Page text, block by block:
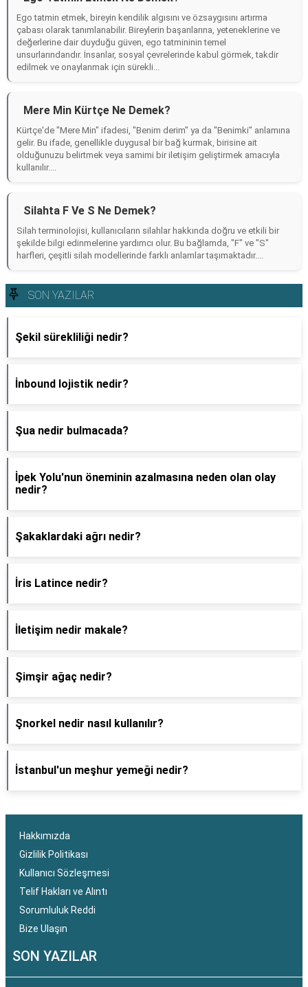
Ego tatmin etmek, bireyin kendilik algısını ve özsaygısını artırma
çabası olarak tanımlanabilir. Bireylerin başarılarına, yeteneklerine ve
değerlerine dair duyduğu güven, ego tatmininin temel
unsurlarındandır. İnsanlar, sosyal çevrelerinde kabul görmek, takdir
edilmek ve onaylanmak için sürekli...
Mere Min Kürtçe Ne Demek?
Kürtçe'de "Mere Min" ifadesi, "Benim derim" ya da "Benimki" anlamına
gelir. Bu ifade, genellikle duygusal bir bağ kurmak, birisine ait
olduğunuzu belirtmek veya samimi bir iletişim geliştirmek amacıyla
kullanılır....
Silahta F Ve S Ne Demek?
Silah terminolojisi, kullanıcıların silahlar hakkında doğru ve etkili bir
şekilde bilgi edinmelerine yardımcı olur. Bu bağlamda, "F" ve "S"
harfleri, çeşitli silah modellerinde farklı anlamlar taşımaktadır....
SON YAZILAR
Şekil sürekliliği nedir?
İnbound lojistik nedir?
Şua nedir bulmacada?
İpek Yolu'nun öneminin azalmasına neden olan olay
nedir?
Şakaklardaki ağrı nedir?
İris Latince nedir?
İletişim nedir makale?
Şimşir ağaç nedir?
Şnorkel nedir nasıl kullanılır?
İstanbul'un meşhur yemeği nedir?
Hakkımızda
Gizlilik Politikası
Kullanıcı Sözleşmesi
Telif Hakları ve Alıntı
Sorumluluk Reddi
Bize Ulaşın
SON YAZILAR